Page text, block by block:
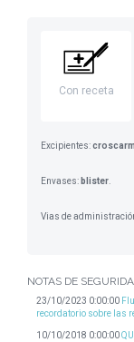
Con receta
Excipientes:
Envases: blister
Vias de
NOTAS DE
23/10/2023 0:00:00
recordatorio sobre las
10/10/2018 0:00:00